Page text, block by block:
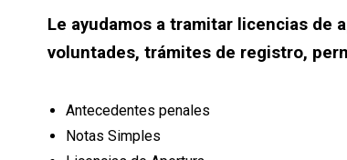
Le ayudamos a tramitar licencias de
voluntades, trámites de registro,
Antecedentes penales
Notas Simples